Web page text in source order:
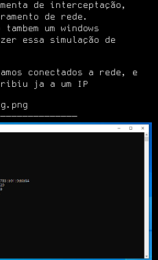
de interceptação,
de rede.
um windows
essa simulação de
conectados a rede, e
ja a um IP